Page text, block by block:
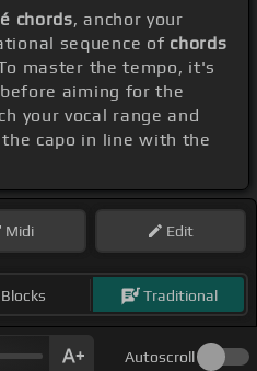
chords, anchor your
sequence of chords
master the tempo, it's
before aiming for the
your vocal range and
capo in line with the
Midi Edit
Blocks Traditional
Autoscroll